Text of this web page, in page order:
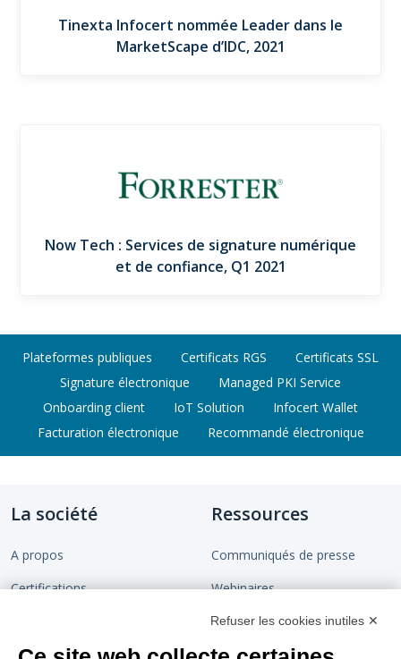
Tinexta Infocert nommée Leader dans le
MarketScape d’IDC, 2021
Now Tech : Services de signature numérique
et de confiance, Q1 2021
Plateformes publiques Certificats RGS
Certificats SSL
Signature électronique
Managed PKI Service
Onboarding client
IoT Solution
Infocert Wallet
Facturation électronique
Recommandé électronique
La société
A propos
Certifications
Rejoignez-nous
Ressources
Communiqués de presse
Webinaires
Chaîne de confiance
Blog
Refuser les cookies inutiles ✕